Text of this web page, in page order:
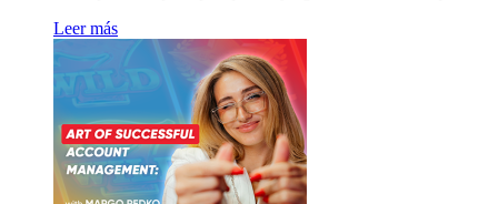
Leer más